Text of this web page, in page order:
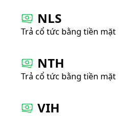
NLS
Trả cổ tức bằng tiền mặt
NTH
Trả cổ tức bằng tiền mặt
VIH